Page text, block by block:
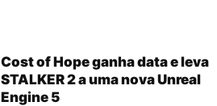
Cost of Hope ganha data e leva
STALKER 2 a uma nova Unreal
Engine 5